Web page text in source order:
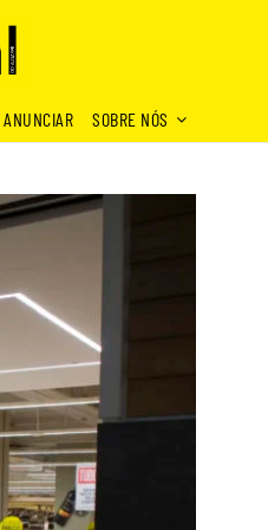
ANUNCIAR SOBRE NÓS